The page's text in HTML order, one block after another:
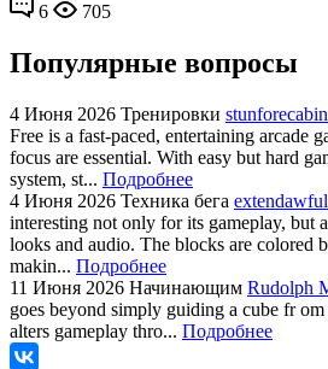
6 705
Популярные вопросы
4 Июня 2026 Тренировки
Free is a fast-paced, entertaining arcade
focus are essential. With easy but hard
system, st... Подробнее
4 Июня 2026 Техника бега
interesting not only for its gameplay, but
looks and audio. The blocks are colored
makin... Подробнее
11 Июня 2026 Начинающим Rudolph
goes beyond simply guiding a cube fr
alters gameplay thro... Подробнее